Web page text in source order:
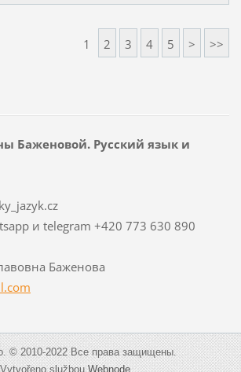
1 2 3 4 5 > >>
Баженовой. Русский язык и
и telegram +420 773 630 890
Баженова
.com
© 2010-2022 Все права защищены.
Vytvořeno službouWebnode